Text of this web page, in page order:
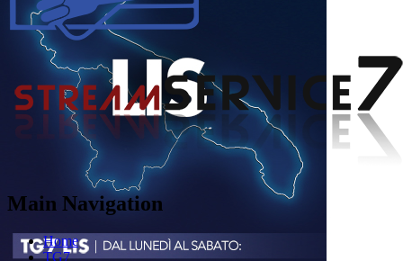
Main Navigation
Home
TG7